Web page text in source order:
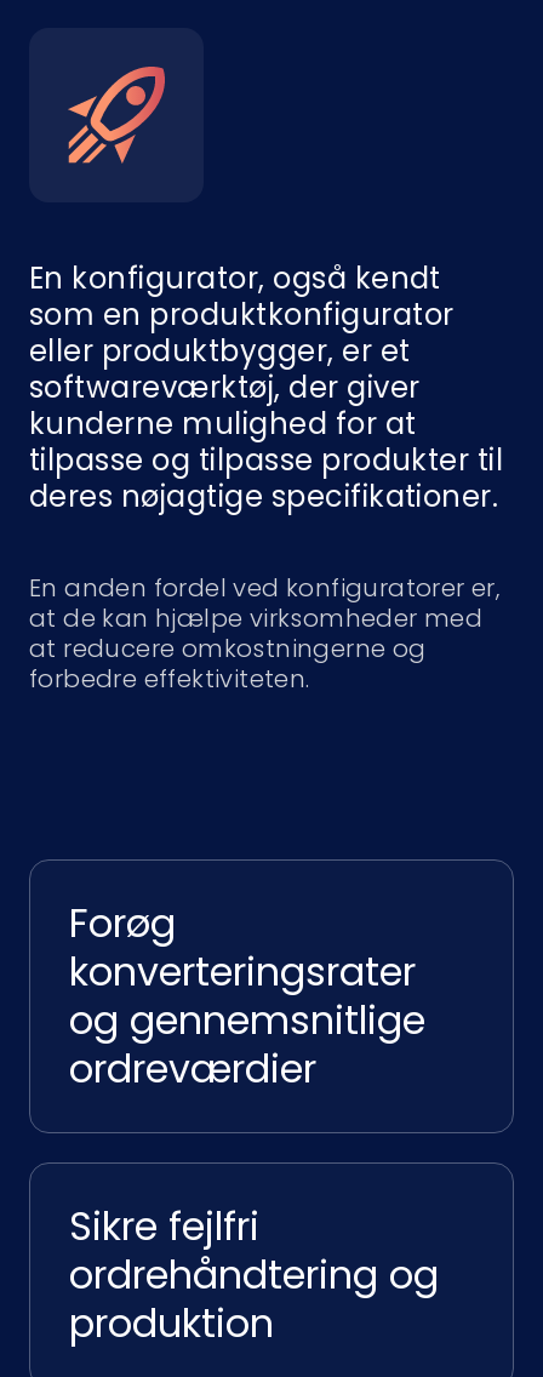
En konfigurator, også kendt
som en produktkonfigurator
eller produktbygger, er et
softwareværktøj, der giver
kunderne mulighed for at
tilpasse og tilpasse produkter til
deres nøjagtige specifikationer.
En anden fordel ved konfiguratorer er,
at de kan hjælpe virksomheder med
at reducere omkostningerne og
forbedre effektiviteten.
Forøg
konverteringsrater
og gennemsnitlige
ordreværdier
Sikre fejlfri
ordrehåndtering og
produktion